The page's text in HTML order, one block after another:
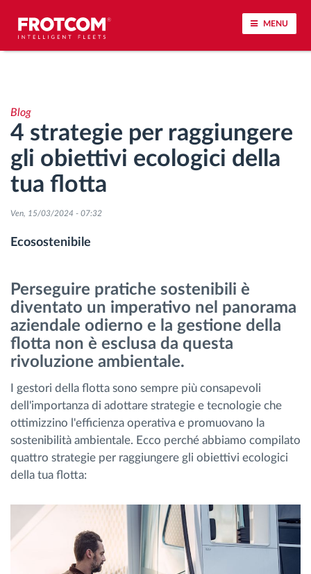
MENU
Analisi dello stile di guida
Monitoraggio dei tempi di guida
Gestione delle forza lavoro
Download remoto del cronotachigrafo
Controllo accessi
Gestione carburante
Pianificazione dei percorsi e monitoraggio
Identificazione automatica del conducente
Scopri tutte le caratteristiche
Come risolviamo tutte le attività della flotta
Scopri quanto risparmi
Blog
4 strategie per raggiungere
gli obiettivi ecologici della
tua flotta
Ven, 15/03/2024 - 07:32
Ecosostenibile
Perseguire pratiche sostenibili è
diventato un imperativo nel panorama
aziendale odierno e la gestione della
flotta non è esclusa da questa
rivoluzione ambientale.
I gestori della flotta sono sempre più consapevoli
dell'importanza di adottare strategie e tecnologie che
ottimizzino l'efficienza operativa e promuovano la
sostenibilità ambientale. Ecco perché abbiamo compilato
quattro strategie per raggiungere gli obiettivi ecologici
della tua flotta: